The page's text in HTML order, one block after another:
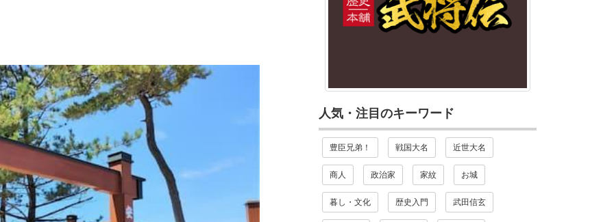
人気・注目のキーワード
豊臣兄弟！ 戦国大名 近世大名
商人 政治家 家紋 お城
暮し・文化 歴史入門 武田信玄